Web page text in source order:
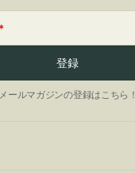
登録
ールマガジンの登録はこちら！